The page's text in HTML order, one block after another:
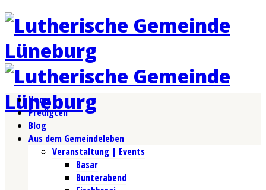
Home
Predigten
Blog
Aus dem Gemeindeleben
Veranstaltung | Events
Basar
Bunterabend